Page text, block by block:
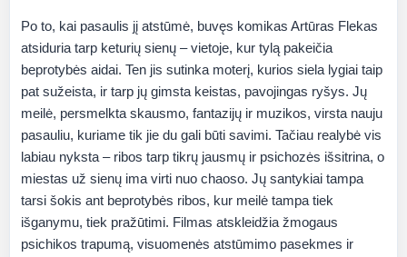
Po to, kai pasaulis jį atstūmė, buvęs komikas Artūras Flekas
atsiduria tarp keturių sienų – vietoje, kur tylą pakeičia
beprotybės aidai. Ten jis sutinka moterį, kurios siela lygiai taip
pat sužeista, ir tarp jų gimsta keistas, pavojingas ryšys. Jų
meilė, persmelkta skausmo, fantazijų ir muzikos, virsta nauju
pasauliu, kuriame tik jie du gali būti savimi. Tačiau realybė vis
labiau nyksta – ribos tarp tikrų jausmų ir psichozės išsitrina, o
miestas už sienų ima virti nuo chaoso. Jų santykiai tampa
tarsi šokis ant beprotybės ribos, kur meilė tampa tiek
išganymu, tiek pražūtimi. Filmas atskleidžia žmogaus
psichikos trapumą, visuomenės atstūmimo pasekmes ir